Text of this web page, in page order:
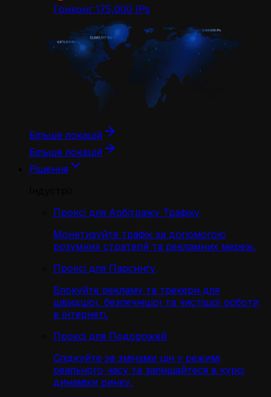
Гонконг 175,000 IPs
Більше локацій
Більше локацій
Рішення
Проксі для Арбітражу Трафіку
Монетизуйте трафік за допомогою
розумних стратегій та рекламних мереж.
Проксі для Парсингу
Блокуйте рекламу та трекери для
швидшої, безпечнішої та чистішої роботи
в інтернеті.
Проксі для Подорожей
Слідкуйте за змінами цін у режимі
реального часу та залишайтеся в курсі
динаміки ринку.